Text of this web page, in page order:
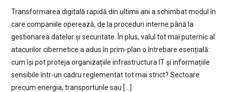
Transformarea digitală rapidă din ultimii ani a schimbat modul în
care companiile operează, de la proceduri interne până la
gestionarea datelor și securitate. În plus, valul tot mai puternic al
atacurilor cibernetice a adus în prim-plan o întrebare esențială:
cum își pot proteja organizațiile infrastructura IT și informațiile
sensibile într-un cadru reglementat tot mai strict? Sectoare
precum energia, transporturile sau […]